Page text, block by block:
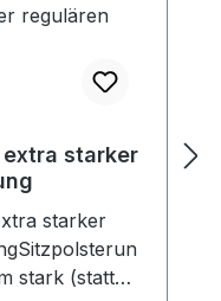
starker
starker
stark (statt